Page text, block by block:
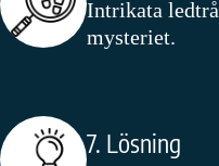
Intrikata
mysteriet.
7. Lösning